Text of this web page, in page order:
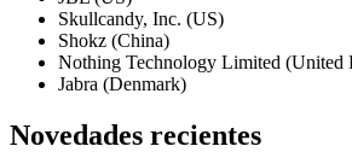
Skullcandy, Inc. (US)
Shokz (China)
Nothing Technology Limited (United
Jabra (Denmark)
Novedades recientes